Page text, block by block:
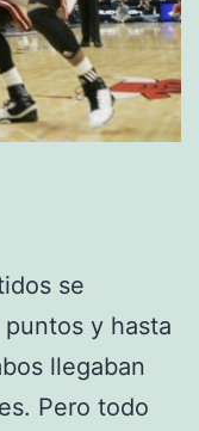
se
y hasta
llegaban
Pero todo